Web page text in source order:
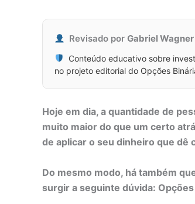
Revisado porGabriel Wagner
Conteúdo educativo sobre
no projeto editorial do Opções
Hoje em dia, a quantidade de
muito maior do que um certo
de aplicar o seu dinheiro que dê
Do mesmo modo, há também
surgir a seguinte dúvida: